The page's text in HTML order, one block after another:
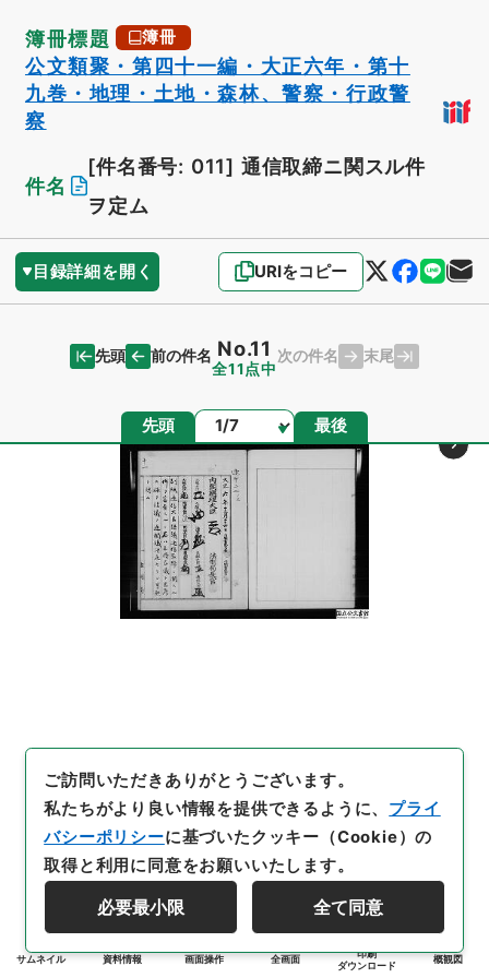
簿冊標題 簿冊
公文類聚・第四十一編・大正六年・第十
九巻・地理・土地・森林、警察・行政警
察
件名
[件名番号: 011] 通信取締ニ関スル件
ヲ定ム
目録詳細を開く URIをコピー
先頭 前の件名 No.11
全11点中
次の件名 末尾
先頭 ページ 最後
サムネイル 資料情報 画面操作 全画面
印刷
ダウンロード
概観図
ご訪問いただきありがとうございます。
私たちがより良い情報を提供できるように、 プライ
バシーポリシーに基づいたクッキー（Cookie）の
取得と利用に同意をお願いいたします。
必要最小限 全て同意